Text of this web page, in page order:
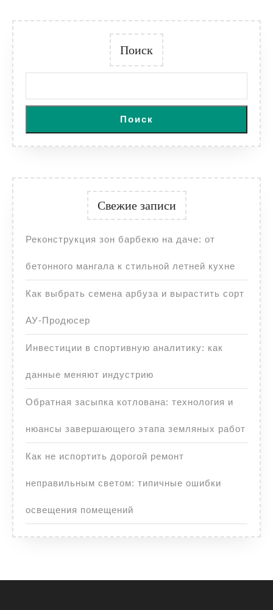
Поиск
Поиск
Свежие записи
Реконструкция зон барбекю на даче: от
бетонного мангала к стильной летней кухне
Как выбрать семена арбуза и вырастить сорт
АУ-Продюсер
Инвестиции в спортивную аналитику: как
данные меняют индустрию
Обратная засыпка котлована: технология и
нюансы завершающего этапа земляных работ
Как не испортить дорогой ремонт
неправильным светом: типичные ошибки
освещения помещений